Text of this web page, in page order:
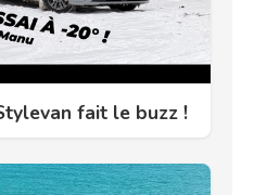
fait le buzz !